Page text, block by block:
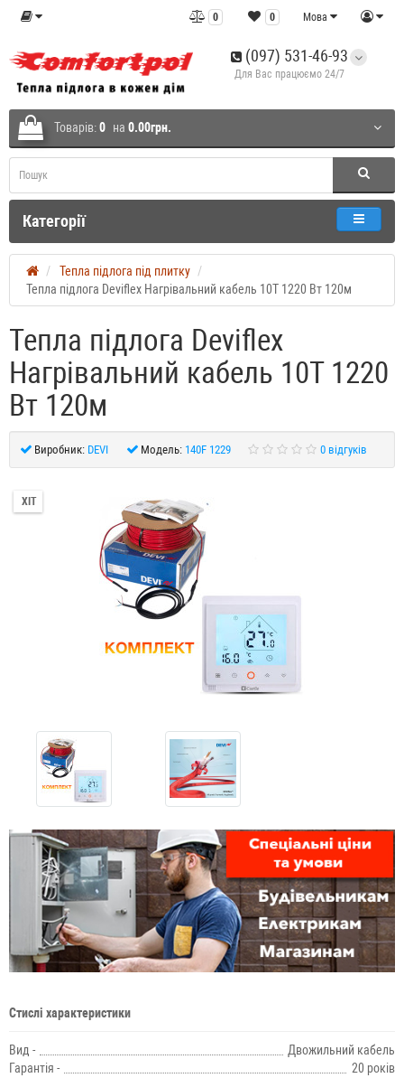
Мова
0
0
(097) 531-46-93
Для Вас працюємо 24/7
Товарів:0 на 0.00грн.
Категорії
Тепла підлога під плитку
Тепла підлога Deviflex Нагрівальний кабель 10T 1220 Вт 120м
Тепла підлога Deviflex
Нагрівальний кабель 10T 1220
Вт 120м
Виробник: DEVI Модель: 140F 1229 0 відгуків
ХІТ
Стислі характеристики
Вид -
Двожильний кабель
Гарантія -
20 років